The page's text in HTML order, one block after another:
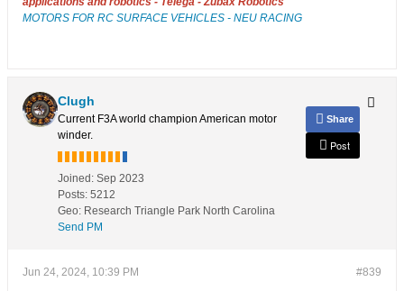
MOTORS FOR RC SURFACE VEHICLES - NEU RACING
Clugh
Current F3A world champion American motor
winder.
Joined: Sep 2023
Posts: 5212
Geo: Research Triangle Park North Carolina
Send PM
Share
Post
#839
Jun 24, 2024, 10:39 PM